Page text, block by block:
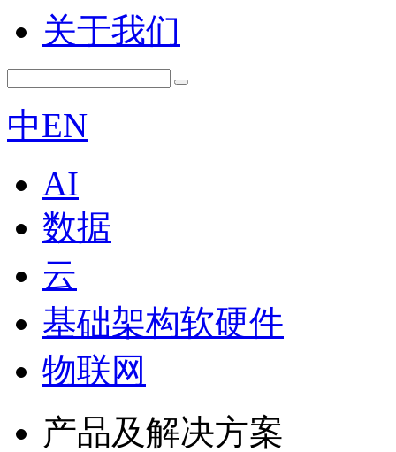
关于我们
中EN
AI
数据
云
基础架构软硬件
物联网
产品及解决方案